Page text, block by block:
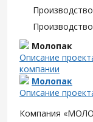
Молопак
Описание
компании
Молопак
Описание
Компания